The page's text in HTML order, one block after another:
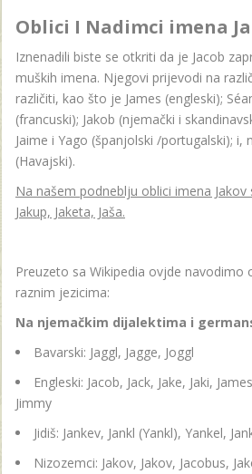
Oblici I Nadimci imena
Iznenadili biste se otkriti da je Jacob
muških imena. Njegovi prijevodi na
različiti, kao što je James (engleski);
(francuski); Jakob (njemački i
Jaime i Yago (španjolski /portugalski);
(Havajski).
Na našem podneblju oblici imena Jakov
Jakup, Jaketa, Jaša.
Preuzeto sa Wikipedia ovjde navodimo
raznim jezicima:
Na njemačkim dijalektima i
Bavarski: Jaggl, Jagge, Joggl
Engleski: Jacob, Jack, Jake, Jaki,
Jimmy
Jidiš: Jankev, Jankl (Yankl), Yankel,
Nizozemci: Jakov, Jakov, Jacobus,